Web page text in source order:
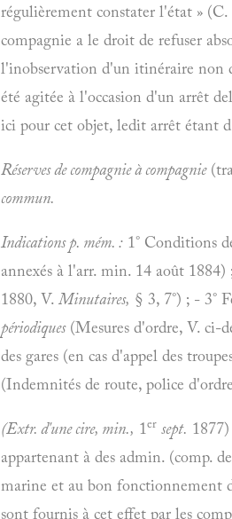
régulièrement constater l'état » (C.
compagnie a le droit de refuser
l'inobservation d'un itinéraire non
été agitée à l'occasion d'un arrêt
ici pour cet objet, ledit arrêt étant
Réserves de compagnie à compagnie
commun.
Indications p. mém. : 1° Conditions
annexés à l'arr. min. 14 août
1880, V. Minutaires, § 3, 7°) ; - 3°
périodiques(Mesures d'ordre, V. ci-
des gares (en cas d'appel des
(Indemnités de route, police
(Extr. d'une cire, min., 1er sept.
appartenant à des admin. (comp.
marine et au bon fonctionnement
sont fournis à cet effet par les